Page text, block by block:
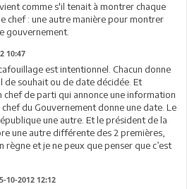
comme s'il tenait à montrer chaque
chef : une autre manière pour montrer
gouvernement.
10:47
est intentionnel. Chacun donne
de souhait ou de date décidée. Et
chef de parti qui annonce une information
chef du Gouvernement donne une date. Le
une autre. Et le président de la
une autre différente des 2 premières,
règne et je ne peux que penser que c’est
10-2012 12:12